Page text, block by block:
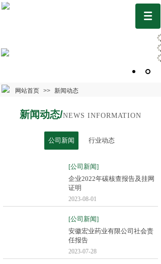
网站首页 >> 新闻动态
新闻动态/NEWS INFORMATION
公司新闻 行业动态
[公司新闻]
企业2022年碳核查报告及挂网
证明
2023-08-01
[公司新闻]
安徽宏业药业有限公司社会责
任报告
2023-07-28